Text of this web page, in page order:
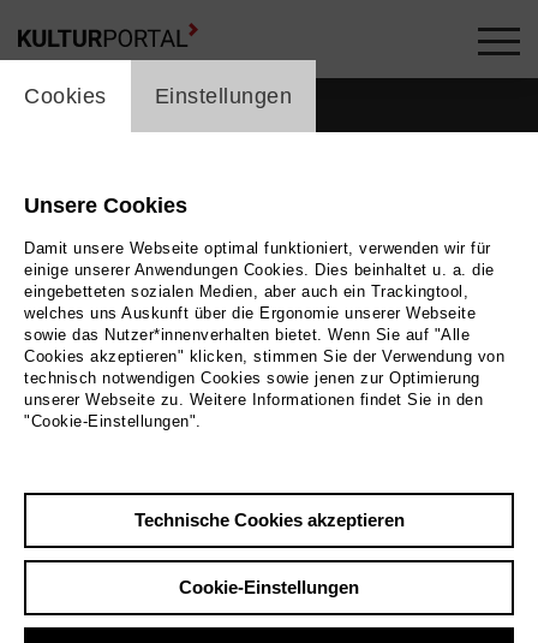
Zurück|Übersicht
In Filmen / Medien wie ...
cookie_layer
Cookies Einstellungen
Unsere Cookies
Damit unsere Webseite optimal funktioniert, verwenden wir für
einige unserer Anwendungen Cookies. Dies beinhaltet u. a. die
eingebetteten sozialen Medien, aber auch ein Trackingtool,
welches uns Auskunft über die Ergonomie unserer Webseite
sowie das Nutzer*innenverhalten bietet. Wenn Sie auf "Alle
Cookies akzeptieren" klicken, stimmen Sie der Verwendung von
technisch notwendigen Cookies sowie jenen zur Optimierung
unserer Webseite zu. Weitere Informationen findet Sie in den
"Cookie-Einstellungen".
Technische Cookies akzeptieren
Cookie-Einstellungen